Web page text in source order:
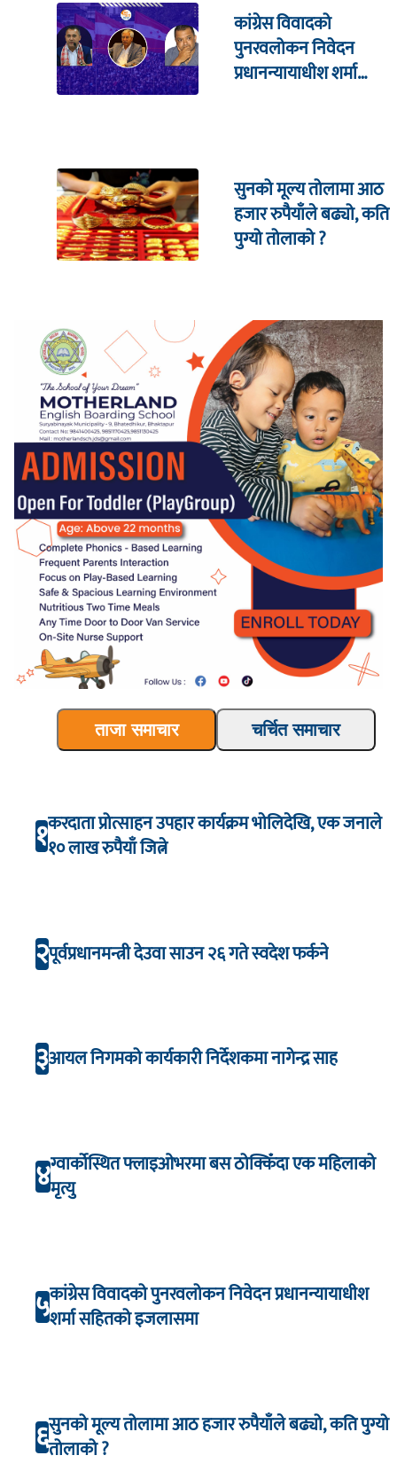
कांग्रेस विवादको
पुनरवलोकन निवेदन
प्रधानन्यायाधीश शर्मा
सुनको मूल्य तोलामा आठ
हजार रुपैयाँले बढ्यो, कति
पुग्यो तोलाको ?
ताजा समाचार चर्चित समाचार
१करदाता प्रोत्साहन उपहार कार्यक्रम भाेलिदेखि, एक जनाले
१० लाख रुपैयाँ जित्ने
२पूर्वप्रधानमन्त्री देउवा साउन २६ गते स्वदेश फर्कने
३आयल निगमको कार्यकारी निर्देशकमा नागेन्द्र साह
४ग्वार्कोस्थित फ्लाइओभरमा बस ठोक्किँदा एक महिलाको
मृत्यु
५कांग्रेस विवादको पुनरवलोकन निवेदन प्रधानन्यायाधीश
शर्मा सहितको इजलासमा
६सुनको मूल्य तोलामा आठ हजार रुपैयाँले बढ्यो, कति पुग्यो
तोलाको ?